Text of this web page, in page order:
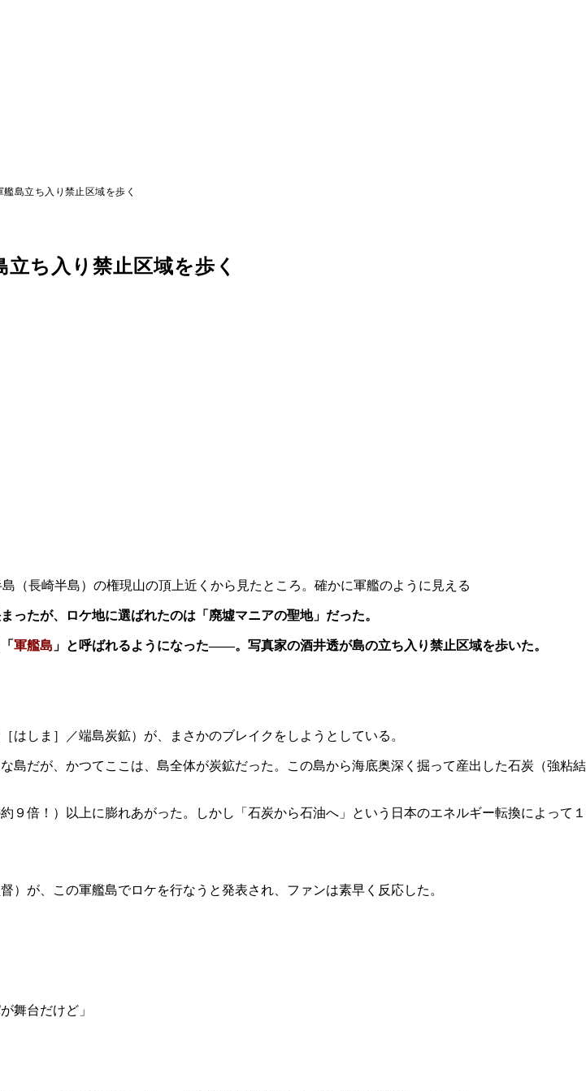
島立ち入り禁止区域を歩く
ち入り禁止区域を歩く
（長崎半島）の権現山の頂上近くから見たところ。確かに軍艦のように見える
ったが、ロケ地に選ばれたのは「廃墟マニアの聖地」だった。
軍艦島 」と呼ばれるようになった――。写真家の酒井透が島の立ち入り禁止区域を歩いた。
しま］／端島炭鉱）が、まさかのブレイクをしようとしている。
だが、かつてここは、島全体が炭鉱だった。この島から海底奥深く掘って産出した石炭（強粘結
倍！）以上に膨れあがった。しかし「石炭から石油へ」という日本のエネルギー転換によって１
が、この軍艦島でロケを行なうと発表され、ファンは素早く反応した。
舞台だけど」